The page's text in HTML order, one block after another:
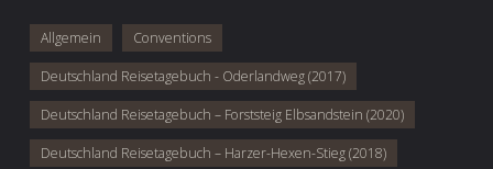
Allgemein Conventions
Deutschland Reisetagebuch - Oderlandweg (2017)
Deutschland Reisetagebuch – Forststeig Elbsandstein (2020)
Deutschland Reisetagebuch – Harzer-Hexen-Stieg (2018)